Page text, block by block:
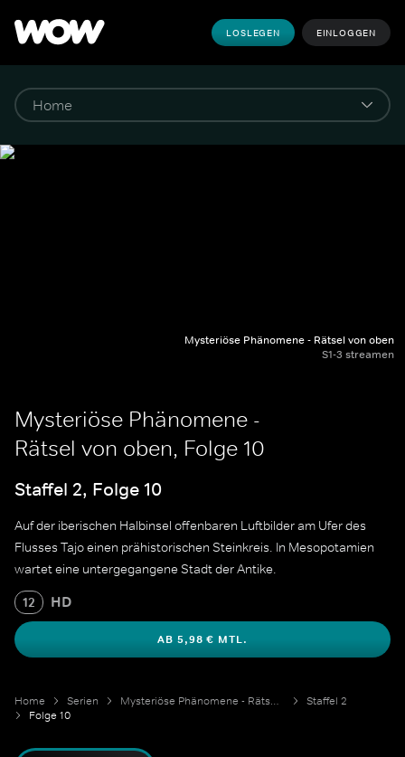
LOSLEGEN EINLOGGEN
Mysteriöse Phänomene - Rätsel von oben
S1-3 streamen
Mysteriöse Phänomene -
Rätsel von oben, Folge 10
Staffel 2, Folge 10
Auf der iberischen Halbinsel offenbaren Luftbilder am Ufer des
Flusses Tajo einen prähistorischen Steinkreis. In Mesopotamien
wartet eine untergegangene Stadt der Antike.
12 HD
AB 5,98 € MTL.
Home Serien Mysteriöse Phänomene - Rätsel von oben
Staffel 2
Folge 10